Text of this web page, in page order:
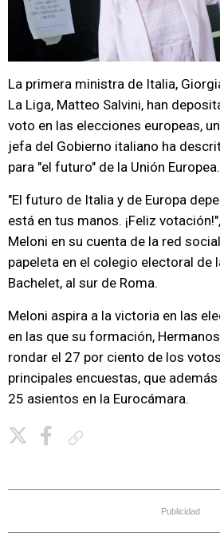
La primera ministra de Italia,
La Liga, Matteo Salvini, han
voto en las elecciones europeas,
jefa del Gobierno italiano ha
para "el futuro" de la Unión Europea.
"El futuro de Italia y de Europa
está en tus manos. ¡Feliz
Meloni en su cuenta de la red
papeleta en el colegio electoral de
Bachelet, al sur de Roma.
Meloni aspira a la victoria en las
en las que su formación,
rondar el 27 por ciento de los
principales encuestas, que
25 asientos en la Eurocámara.
Publicidad